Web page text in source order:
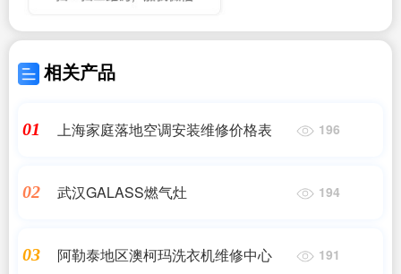
相关产品
01 上海家庭落地空调安装维修价格表 196
02 武汉GALASS燃气灶 194
03 阿勒泰地区澳柯玛洗衣机维修中心 191